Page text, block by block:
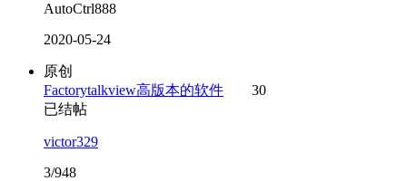
AutoCtrl888
2020-05-24
原创
Factorytalkview高版本的软件
30
已结帖
victor329
3/948